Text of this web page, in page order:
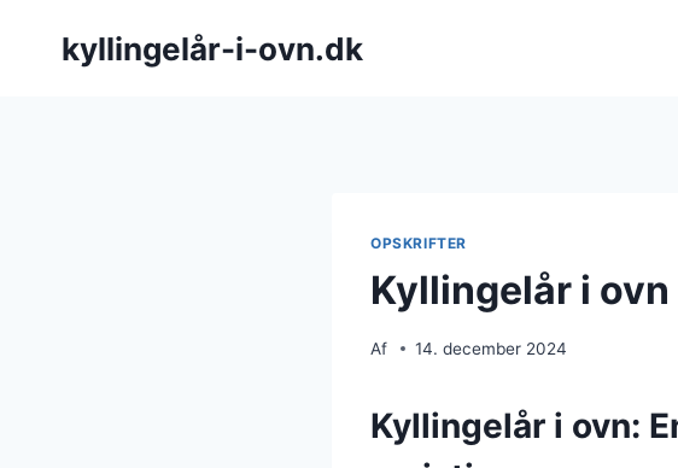
kyllingelår-i-ovn.dk
OPSKRIFTER
Kyllingelår i
Af 14. december 2024
Kyllingelår i ovn: